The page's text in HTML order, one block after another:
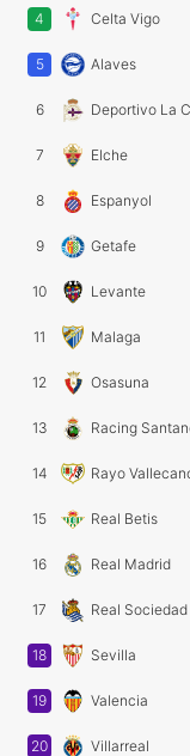
4 Celta Vigo
5 Alaves
6 Deportivo La
7 Elche
8 Espanyol
9 Getafe
10 Levante
11 Malaga
12 Osasuna
13 Racing
14 Rayo
15 Real Betis
16 Real Madrid
17 Real Sociedad
18 Sevilla
19 Valencia
20 Villarreal